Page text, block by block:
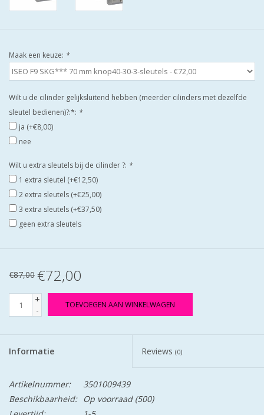
KIJK EENS ROND LEUKE
AANBIEDINGEN
DEURSCHILDEN VOOR
BUITEN
waakborden
Maak een keuze: *
Wilt u de cilinder gelijksluitend hebben (meerder cilinders met dezelfde
sleutel bedienen)?:*: *
ja (+€8,00)
nee
Wilt u extra sleutels bij de cilinder ?: *
1 extra sleutel (+€12,50)
2 extra sleutels (+€25,00)
3 extra sleutels (+€37,50)
geen extra sleutels
€87,00 €72,00
+
-
TOEVOEGEN AAN WINKELWAGEN
Informatie Reviews (0)
Artikelnummer:
3501009439
Beschikbaarheid:
Op voorraad(500)